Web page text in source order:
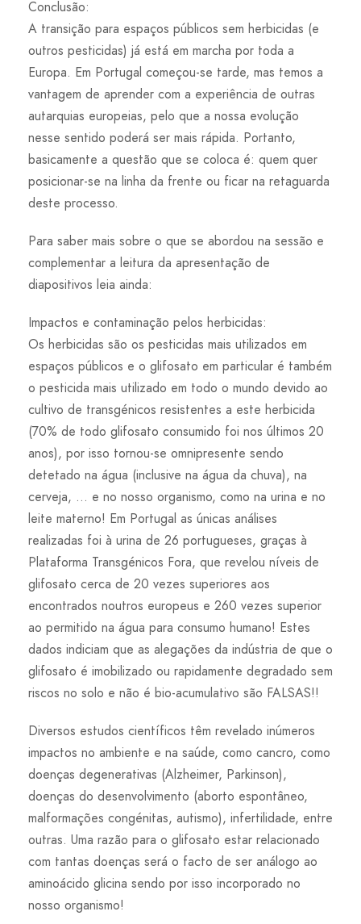
Conclusão:
A transição para espaços públicos sem herbicidas (e
outros pesticidas) já está em marcha por toda a
Europa. Em Portugal começou-se tarde, mas temos a
vantagem de aprender com a experiência de outras
autarquias europeias, pelo que a nossa evolução
nesse sentido poderá ser mais rápida. Portanto,
basicamente a questão que se coloca é: quem quer
posicionar-se na linha da frente ou ficar na retaguarda
deste processo.
Para saber mais sobre o que se abordou na sessão e
complementar a leitura da apresentação de
diapositivos leia ainda:
Impactos e contaminação pelos herbicidas:
Os herbicidas são os pesticidas mais utilizados em
espaços públicos e o glifosato em particular é também
o pesticida mais utilizado em todo o mundo devido ao
cultivo de transgénicos resistentes a este herbicida
(70% de todo glifosato consumido foi nos últimos 20
anos), por isso tornou-se omnipresente sendo
detetado na água (inclusive na água da chuva), na
cerveja, … e no nosso organismo, como na urina e no
leite materno! Em Portugal as únicas análises
realizadas foi à urina de 26 portugueses, graças à
Plataforma Transgénicos Fora, que revelou níveis de
glifosato cerca de 20 vezes superiores aos
encontrados noutros europeus e 260 vezes superior
ao permitido na água para consumo humano! Estes
dados indiciam que as alegações da indústria de que o
glifosato é imobilizado ou rapidamente degradado sem
riscos no solo e não é bio-acumulativo são FALSAS!!
Diversos estudos científicos têm revelado inúmeros
impactos no ambiente e na saúde, como cancro, como
doenças degenerativas (Alzheimer, Parkinson),
doenças do desenvolvimento (aborto espontâneo,
malformações congénitas, autismo), infertilidade, entre
outras. Uma razão para o glifosato estar relacionado
com tantas doenças será o facto de ser análogo ao
aminoácido glicina sendo por isso incorporado no
nosso organismo!